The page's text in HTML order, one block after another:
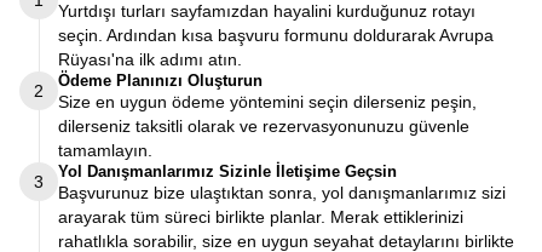
Yurtdışı turları sayfamızdan hayalini kurduğunuz rotayı
seçin. Ardından kısa başvuru formunu doldurarak Avrupa
Rüyası'na ilk adımı atın.
2
Ödeme Planınızı Oluşturun
Size en uygun ödeme yöntemini seçin dilerseniz peşin,
dilerseniz taksitli olarak ve rezervasyonunuzu güvenle
tamamlayın.
3
Yol Danışmanlarımız Sizinle İletişime Geçsin
Başvurunuz bize ulaştıktan sonra, yol danışmanlarımız sizi
arayarak tüm süreci birlikte planlar. Merak ettiklerinizi
rahatlıkla sorabilir, size en uygun seyahat detaylarını birlikte